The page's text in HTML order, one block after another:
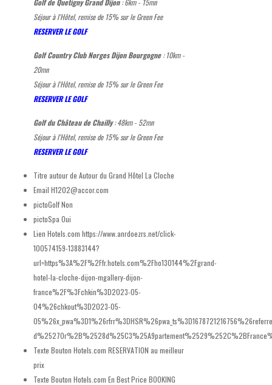
Golf de Quetigny Grand Dijon: 6km - 15mn
Séjour à l'Hôtel, remise de 15% sur le Green Fee
RESERVER LE GOLF
Golf Country Club Norges Dijon Bourgogne: 10km -
20mn
Séjour à l'Hôtel, remise de 15% sur le Green Fee
RESERVER LE GOLF
Golf du Château de Chailly: 48km - 52mn
Séjour à l'Hôtel, remise de 15% sur le Green Fee
RESERVER LE GOLF
Titre autour de Autour du Grand Hôtel La Cloche
Email H1202@accor.com
pictoGolfNon
pictoSpa Oui
Lien Hotels.com https://www.anrdoezrs.net/click-
100574159-13883144?
url=https%3A%2F%2Ffr.hotels.com%2Fho130144%2Fgrand-
hotel-la-cloche-dijon-mgallery-dijon-
france%2F%3Fchkin%3D2023-05-
04%26chkout%3D2023-05-
Texte Bouton Hotels.com RESERVATION au meilleur
prix
Texte Bouton Hotels.com En Best Price BOOKING